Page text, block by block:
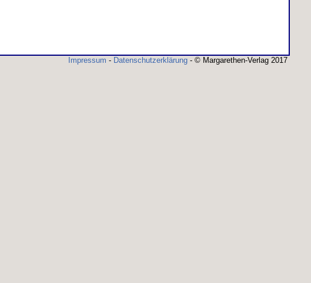
Impressum - Datenschutzerklärung - © Margarethen-Verlag 2017